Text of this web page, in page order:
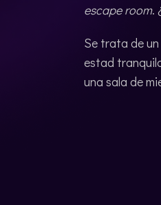
escape room.
Se trata de un
estad
una sala de